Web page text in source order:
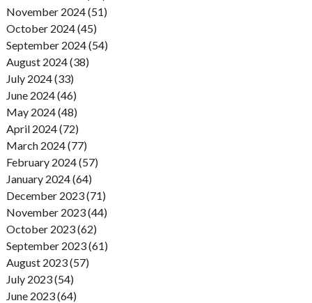
November 2024 (51)
October 2024 (45)
September 2024 (54)
August 2024 (38)
July 2024 (33)
June 2024 (46)
May 2024 (48)
April 2024 (72)
March 2024 (77)
February 2024 (57)
January 2024 (64)
December 2023 (71)
November 2023 (44)
October 2023 (62)
September 2023 (61)
August 2023 (57)
July 2023 (54)
June 2023 (64)